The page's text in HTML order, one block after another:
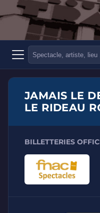
JAMAIS LE
LE RIDEAU
BILLETTERIES